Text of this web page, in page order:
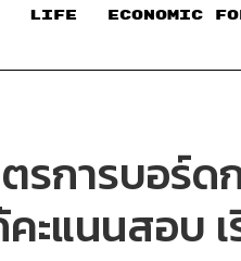
LIFE ECONOMIC
รการบอร์ด
คะแนนสอบ